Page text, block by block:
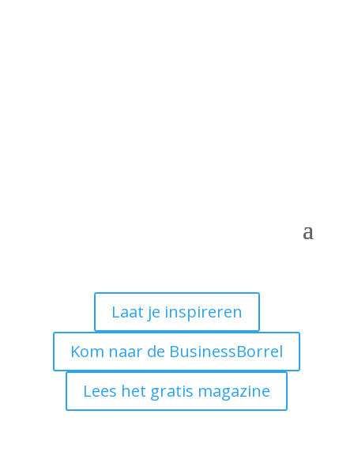
Laat je inspireren
Kom naar de BusinessBorrel
Lees het gratis magazine